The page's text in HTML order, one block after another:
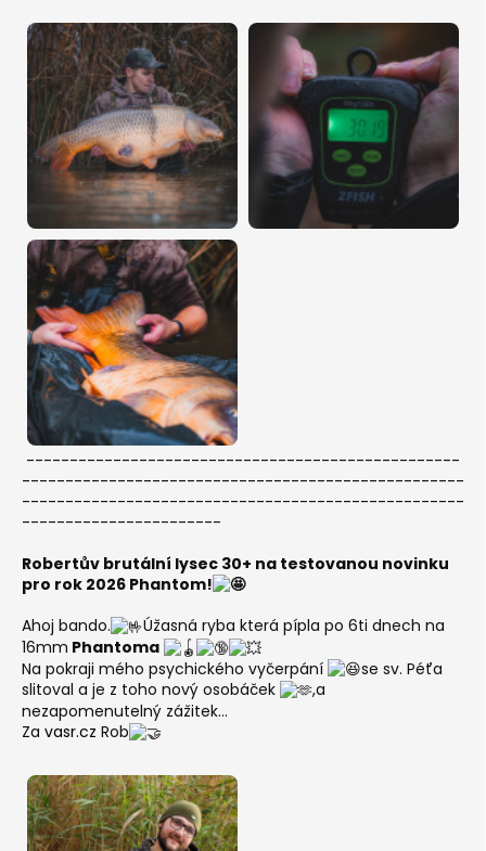
--------------------------------------------------
---------------------------------------------------
---------------------------------------------------
-----------------------
Robertův brutální lysec 30+ na testovanou novinku
pro rok 2026 Phantom!
Ahoj bando.
Úžasná ryba která pípla po 6ti dnech na
16mm Phantoma
Na pokraji mého psychického vyčerpání
se sv. Péťa
slitoval a je z toho nový osobáček
,a
nezapomenutelný zážitek...
Za vasr.cz Rob